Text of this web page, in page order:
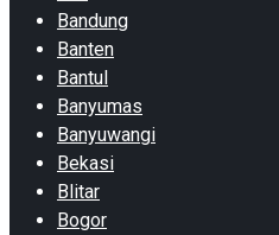
Bandung
Banten
Bantul
Banyumas
Banyuwangi
Bekasi
Blitar
Bogor